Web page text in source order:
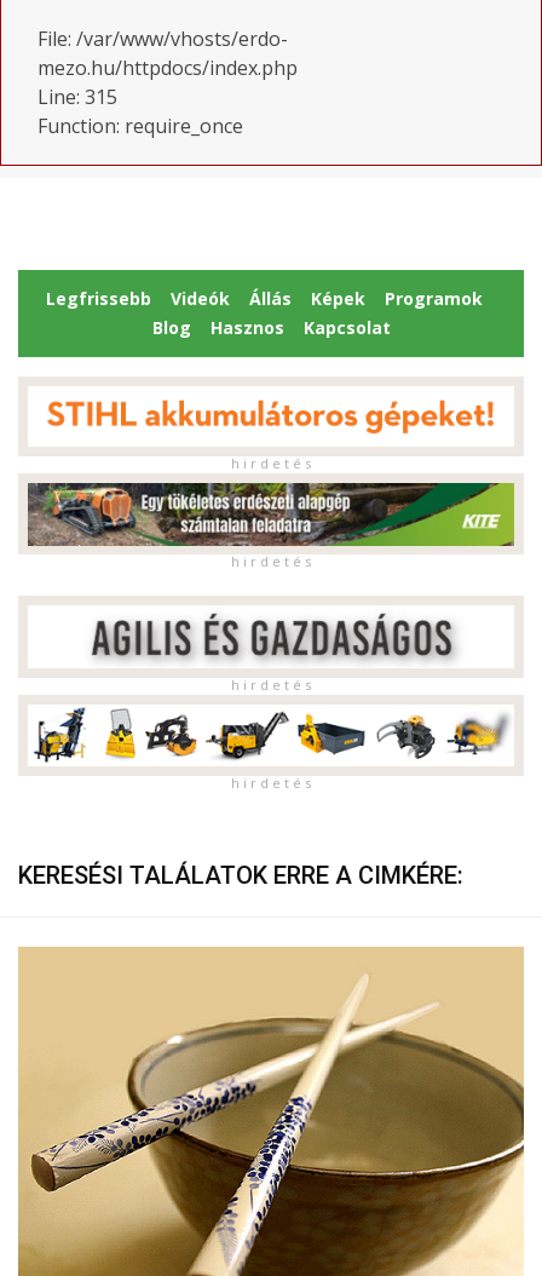
File: /var/www/vhosts/erdo-
mezo.hu/httpdocs/index.php
Line: 315
Function: require_once
Legfrissebb Videók Állás Képek
Programok
Blog
Hasznos Kapcsolat
h i r d e t é s
h i r d e t é s
h i r d e t é s
h i r d e t é s
KERESÉSI TALÁLATOK ERRE A CIMKÉRE: